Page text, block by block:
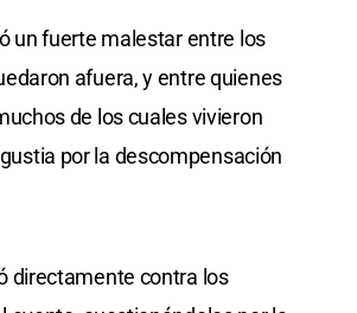
un fuerte malestar entre los
afuera, y entre quienes
de los cuales vivieron
por la descompensación
directamente contra los